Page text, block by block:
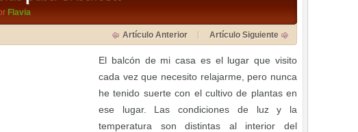
Flavia
Artículo Anterior Artículo Siguiente
El balcón de mi casa es el lugar que visito
cada vez que necesito relajarme, pero nunca
he tenido suerte con el cultivo de plantas en
ese lugar. Las condiciones de luz y la
temperatura son distintas al interior del